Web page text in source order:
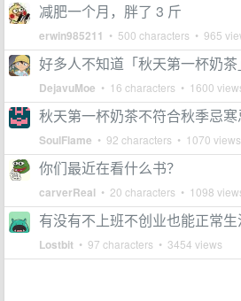
减肥一个月，胖了 3 斤
erwin985211 • 500 characters • 965
好多人不知道「秋天第一杯奶
DejavuMoe • 16 characters • 1600
秋天第一杯奶茶不符合秋季忌
SoulFlame • 92 characters • 1070 views
你们最近在看什么书？
carverReal • 20 characters • 1098
有没有不上班不创业也能正常
Lostbit • 97 characters • 3454 views